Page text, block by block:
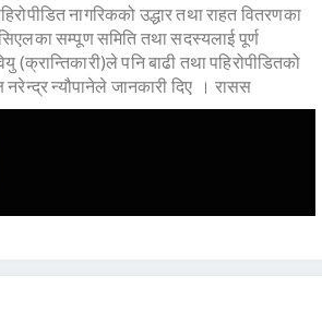
नागरिकको उद्धार तथा राहत वितरणका
सम्पूण समिति तथा सदस्यलाई पूर्ण
(क्रान्तिकारी)ले पनि बाढी तथा पहिरोपीडितको
नरेन्द्र न्यौपानेले जानकारी दिए । रासस